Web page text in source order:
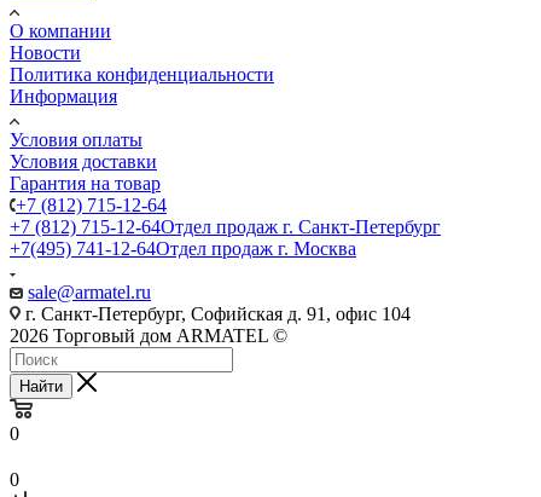
О компании
Новости
Политика конфиденциальности
Информация
Условия оплаты
Условия доставки
Гарантия на товар
+7 (812) 715-12-64
+7 (812) 715-12-64Отдел продаж г. Санкт-Петербург
+7(495) 741-12-64Отдел продаж г. Москва
sale@armatel.ru
г. Санкт-Петербург, Софийская д. 91, офис 104
2026 Торговый дом ARMATEL ©
Найти
0
0